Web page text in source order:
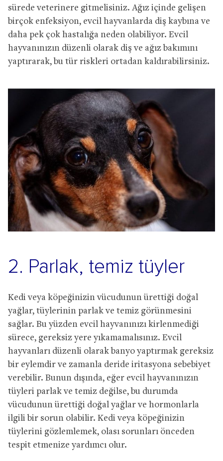
sürede veterinere gitmelisiniz. Ağız içinde gelişen
birçok enfeksiyon, evcil hayvanlarda diş kaybına ve
daha pek çok hastalığa neden olabiliyor. Evcil
hayvanınızın düzenli olarak diş ve ağız bakımını
yaptırarak, bu tür riskleri ortadan kaldırabilirsiniz.
2. Parlak, temiz tüyler
Kedi veya köpeğinizin vücudunun ürettiği doğal
yağlar, tüylerinin parlak ve temiz görünmesini
sağlar. Bu yüzden evcil hayvanınızı kirlenmediği
sürece, gereksiz yere yıkamamalısınız. Evcil
hayvanları düzenli olarak banyo yaptırmak gereksiz
bir eylemdir ve zamanla deride iritasyona sebebiyet
verebilir. Bunun dışında, eğer evcil hayvanınızın
tüyleri parlak ve temiz değilse, bu durumda
vücudunun ürettiği doğal yağlar ve hormonlarla
ilgili bir sorun olabilir. Kedi veya köpeğinizin
tüylerini gözlemlemek, olası sorunları önceden
tespit etmenize yardımcı olur.